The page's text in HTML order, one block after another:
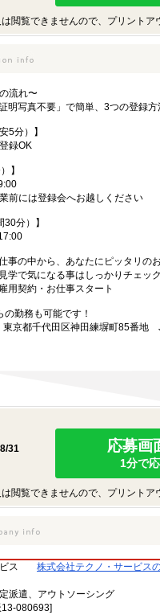
閲覧できませんので、プリントア
流れ〜
明写真不要」で簡単、3つの登録方
5分）】
録OK
】
前には登録会へお越しください
30分）】
事の中から、あなたにピッタリの
学で気になる事はしっかりチェック
用契約・お仕事スタート
勤務も可能です！
京都千代田区神田練塀町85番地
31
応募画
1分で
閲覧できませんので、プリントア
ス
株式会社テクノ・サービス
派遣、アウトソーシング
080693]